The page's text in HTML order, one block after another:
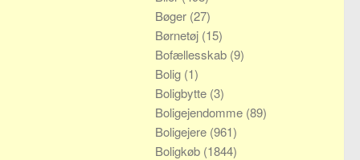
Bøger (27)
Børnetøj (15)
Bofællesskab (9)
Bolig (1)
Boligbytte (3)
Boligejendomme (89)
Boligejere (961)
Boligkøb (1844)